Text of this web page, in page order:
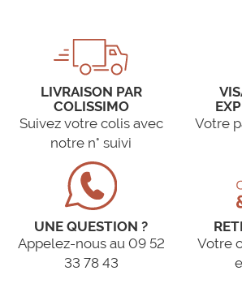
LIVRAISON PAR
COLISSIMO
Suivez votre colis avec
notre n° suivi
Votre
UNE QUESTION ?
Appelez-nous au 09 52
33 78 43
Votre